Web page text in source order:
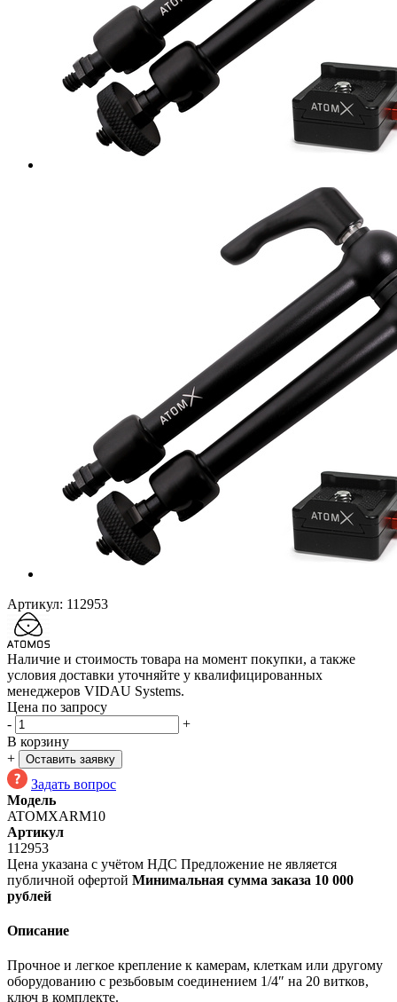
Артикул: 112953
Наличие и стоимость товара на момент покупки, а также
условия доставки уточняйте у квалифицированных
менеджеров VIDAU Systems.
Цена по запросу
-
+
В корзину
+
Оставить заявку
Задать вопрос
Модель
ATOMXARM10
Артикул
112953
Цена указана с учётом НДС Предложение не является
публичной офертой Минимальная сумма заказа 10 000
рублей
Описание
Прочное и легкое крепление к камерам, клеткам или другому
оборудованию с резьбовым соединением 1/4″ на 20 витков,
ключ в комплекте.